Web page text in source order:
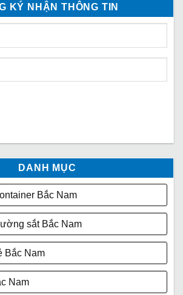
KÝ NHẬN THÔNG TIN
DANH MỤC
Bắc Nam
sắt Bắc Nam
Bắc Nam
Nam